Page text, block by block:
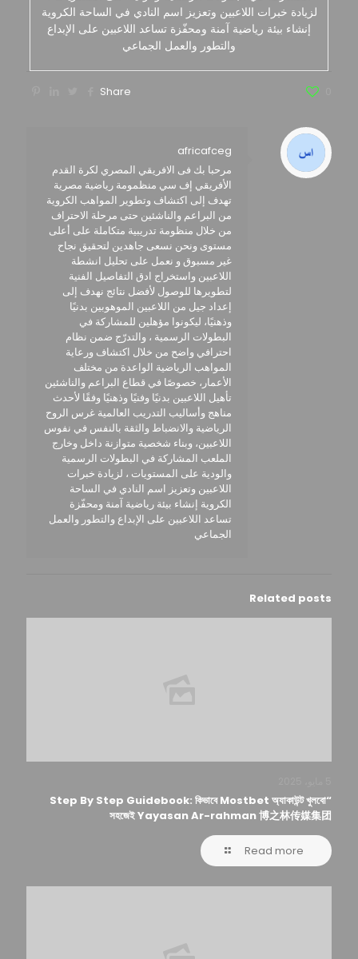
لزيادة خبرات اللاعبين وتعزيز اسم النادي في الساحة الكروية
إنشاء بيئة رياضية آمنة ومحفّزة تساعد اللاعبين على الإبداع
والتطور والعمل الجماعي
Share
africafceg
مرحبا بك فى الافريقي المصري لكرة القدم
الأفريقي إف سي منظمومة رياضية مصرية
تهدف إلى اكتشاف وتطوير المواهب الكروية
من البراعم والناشئين حتى مرحلة الاحتراف
من خلال منظومة تدريبية متكاملة على أعلى
مستوى ونحن نسعى جاهدين لتحقيق نجاح
غير مسبوق و نعمل على تحليل انشطة
اللاعبين واستخراج ادق التفاصيل الفنية
لتطويرها للوصول لأفضل نتائج نهدف إلى
إعداد جيل من اللاعبين الموهوبين بدنيًا
وذهنيًا، ليكونوا مؤهلين للمشاركة في
البطولات الرسمية ، والتدرّج ضمن نظام
احترافي واضح من خلال اكتشاف ورعاية
المواهب الرياضية الواعدة من مختلف
الأعمار، خصوصًا في قطاع البراعم والناشئين
تأهيل اللاعبين بدنيًا وفنيًا وذهنيًا وفقًا لأحدث
مناهج وأساليب التدريب العالمية غرس الروح
الرياضية والانضباط والثقة بالنفس في نفوس
اللاعبين، وبناء شخصية متوازنة داخل وخارج
الملعب المشاركة في البطولات الرسمية
والودية على المستويات ، لزيادة خبرات
اللاعبين وتعزيز اسم النادي في الساحة
الكروية إنشاء بيئة رياضية آمنة ومحفّزة
تساعد اللاعبين على الإبداع والتطور والعمل
الجماعي
Related posts
“Step By Step Guidebook: কিভাবে Mostbet অ্যাকাউন্ট খুলবো
সহজেই Yayasan Ar-rahman 博之林传媒集团
Read more